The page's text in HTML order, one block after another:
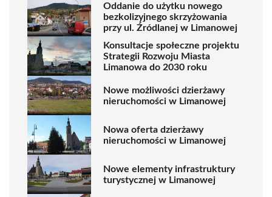
Oddanie do użytku nowego
bezkolizyjnego skrzyżowania
przy ul. Źródlanej w Limanowej
Konsultacje społeczne projektu
Strategii Rozwoju Miasta
Limanowa do 2030 roku
Nowe możliwości dzierżawy
nieruchomości w Limanowej
Nowa oferta dzierżawy
nieruchomości w Limanowej
Nowe elementy infrastruktury
turystycznej w Limanowej